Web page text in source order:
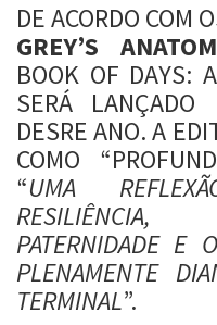
DE ACORDO COM
GREY’S
BOOK OF DAYS:
SERÁ
DESRE ANO. A
COMO
“UMA
PATERNIDADE E
PLENAMENTE
TERMINAL”.